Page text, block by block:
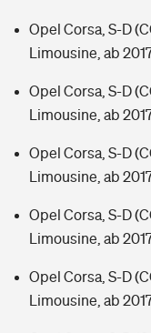
Opel Corsa, S-D
Limousine, ab
Opel Corsa, S-D
Limousine, ab
Opel Corsa, S-D
Limousine, ab
Opel Corsa, S-D
Limousine, ab
Opel Corsa, S-D
Limousine, ab